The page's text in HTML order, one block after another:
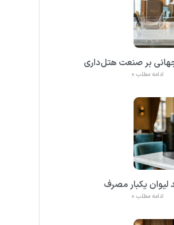
بر صنعت هتل‌داری
ادامه مطلب »
لیوان یکبار مصرف
ادامه مطلب »